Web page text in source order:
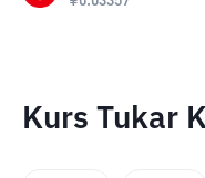
Kurs Tukar